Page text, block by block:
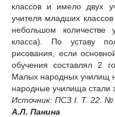
классов и имело двух
учителя младших
небольшом количестве
класса). По уставу
рисования, если
обучения составлял 2
Малых народных училищ
народные училища стали
Источник: ПСЗ I. Т. 22. №
А.Л. Панина